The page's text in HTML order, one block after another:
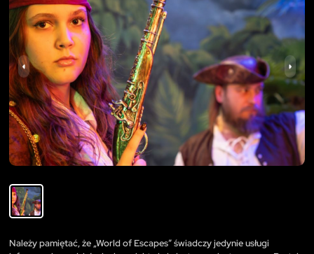
Należy pamiętać, że „World of Escapes” świadczy jedynie usługi